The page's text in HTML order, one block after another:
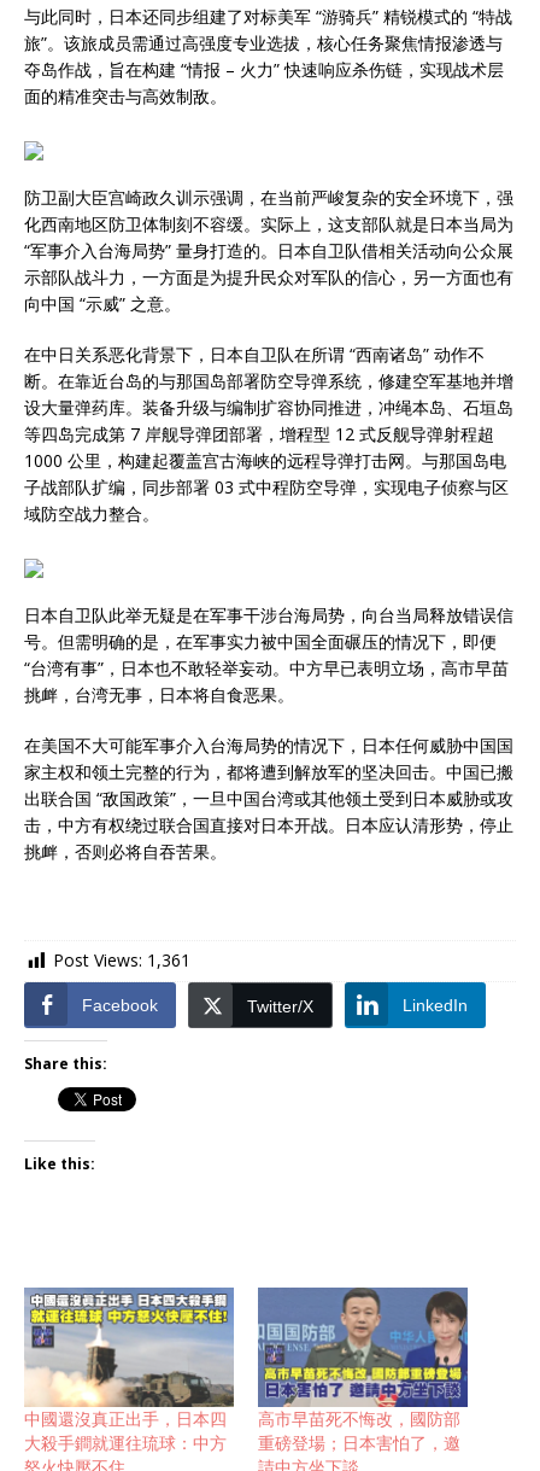
与此同时，日本还同步组建了对标美军 “游骑兵” 精锐模式的 “特战
旅”。该旅成员需通过高强度专业选拔，核心任务聚焦情报渗透与
夺岛作战，旨在构建 “情报 – 火力” 快速响应杀伤链，实现战术层
面的精准突击与高效制敌。
防卫副大臣宫崎政久训示强调，在当前严峻复杂的安全环境下，强
化西南地区防卫体制刻不容缓。实际上，这支部队就是日本当局为
“军事介入台海局势” 量身打造的。日本自卫队借相关活动向公众展
示部队战斗力，一方面是为提升民众对军队的信心，另一方面也有
向中国 “示威” 之意。
在中日关系恶化背景下，日本自卫队在所谓 “西南诸岛” 动作不
断。在靠近台岛的与那国岛部署防空导弹系统，修建空军基地并增
设大量弹药库。装备升级与编制扩容协同推进，冲绳本岛、石垣岛
等四岛完成第 7 岸舰导弹团部署，增程型 12 式反舰导弹射程超
1000 公里，构建起覆盖宫古海峡的远程导弹打击网。与那国岛电
子战部队扩编，同步部署 03 式中程防空导弹，实现电子侦察与区
域防空战力整合。
日本自卫队此举无疑是在军事干涉台海局势，向台当局释放错误信
号。但需明确的是，在军事实力被中国全面碾压的情况下，即便
“台湾有事”，日本也不敢轻举妄动。中方早已表明立场，高市早苗
挑衅，台湾无事，日本将自食恶果。
在美国不大可能军事介入台海局势的情况下，日本任何威胁中国国
家主权和领土完整的行为，都将遭到解放军的坚决回击。中国已搬
出联合国 “敌国政策”，一旦中国台湾或其他领土受到日本威胁或攻
击，中方有权绕过联合国直接对日本开战。日本应认清形势，停止
挑衅，否则必将自吞苦果。
Post Views: 1,361
Facebook Twitter/X LinkedIn
Share this:
Like this:
中國還沒真正出手，日本四
大殺手鐧就運往琉球：中方
高市早苗死不悔改，國防部
重磅登場；日本害怕了，邀